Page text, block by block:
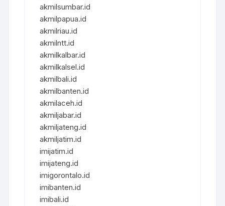
akmilsumbar.id
akmilpapua.id
akmilriau.id
akmilntt.id
akmilkalbar.id
akmilkalsel.id
akmilbali.id
akmilbanten.id
akmilaceh.id
akmiljabar.id
akmiljateng.id
akmiljatim.id
imijatim.id
imijateng.id
imigorontalo.id
imibanten.id
imibali.id